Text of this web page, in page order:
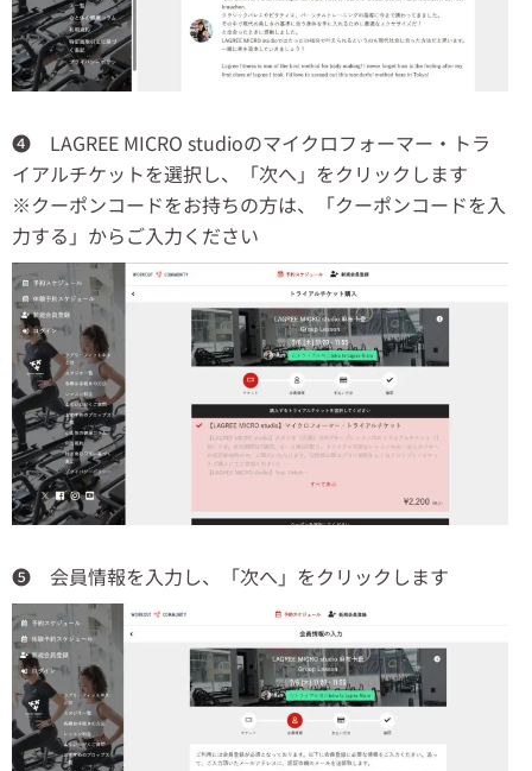
❹ LAGREE MICRO studioのマイクロフォーマー・トラ
イアルチケットを選択し、「次へ」をクリックします
※クーポンコードをお持ちの方は、「クーポンコードを入
力する」からご入力ください
❺ 会員情報を入力し、「次へ」をクリックします